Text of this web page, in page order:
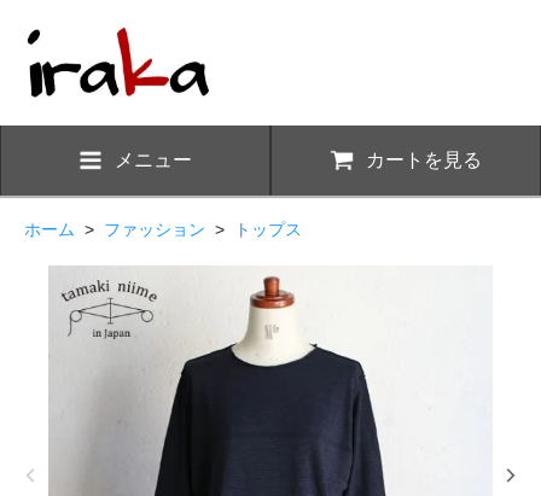
メニュー カートを見る
ホーム > ファッション > トップス